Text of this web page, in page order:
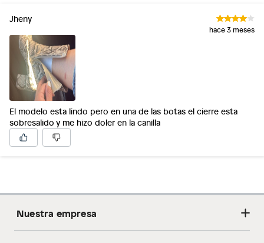
Jheny
hace 3 meses
El modelo esta lindo pero en una de las botas el cierre esta
sobresalido y me hizo doler en la canilla
Nuestra empresa